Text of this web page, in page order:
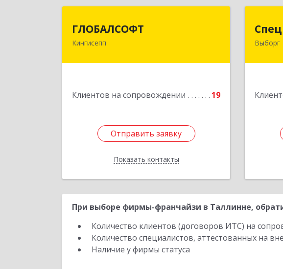
ГЛОБАЛСОФТ
Кингисепп
Клиентов на сопровождении 19
Отправить заявку
Показать контакты
Подробнее
Отправить заявку
Назад
Выборг
При выборе фирмы-франчайзи в Таллинне,
Количество клиентов (договоров ИТС) на
Количество специалистов, аттестованных на
Наличие у фирмы статуса